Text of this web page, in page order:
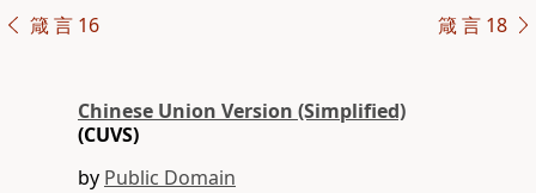
箴 言 16 箴 言 18
Chinese Union Version (Simplified)
(CUVS)
by Public Domain